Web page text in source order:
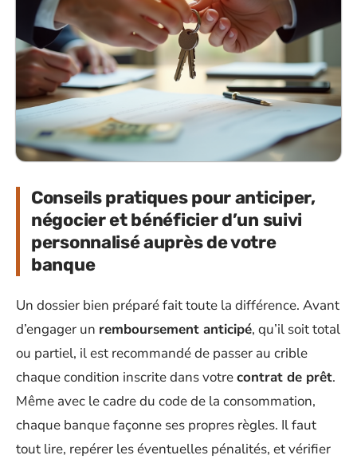
Conseils pratiques pour anticiper,
négocier et bénéficier d’un suivi
personnalisé auprès de votre
banque
Un dossier bien préparé fait toute la différence. Avant
d’engager un remboursement anticipé, qu’il soit total
ou partiel, il est recommandé de passer au crible
chaque condition inscrite dans votrecontrat de prêt.
Même avec le cadre du code de la consommation,
chaque banque façonne ses propres règles. Il faut
tout lire, repérer les éventuelles pénalités, et vérifier